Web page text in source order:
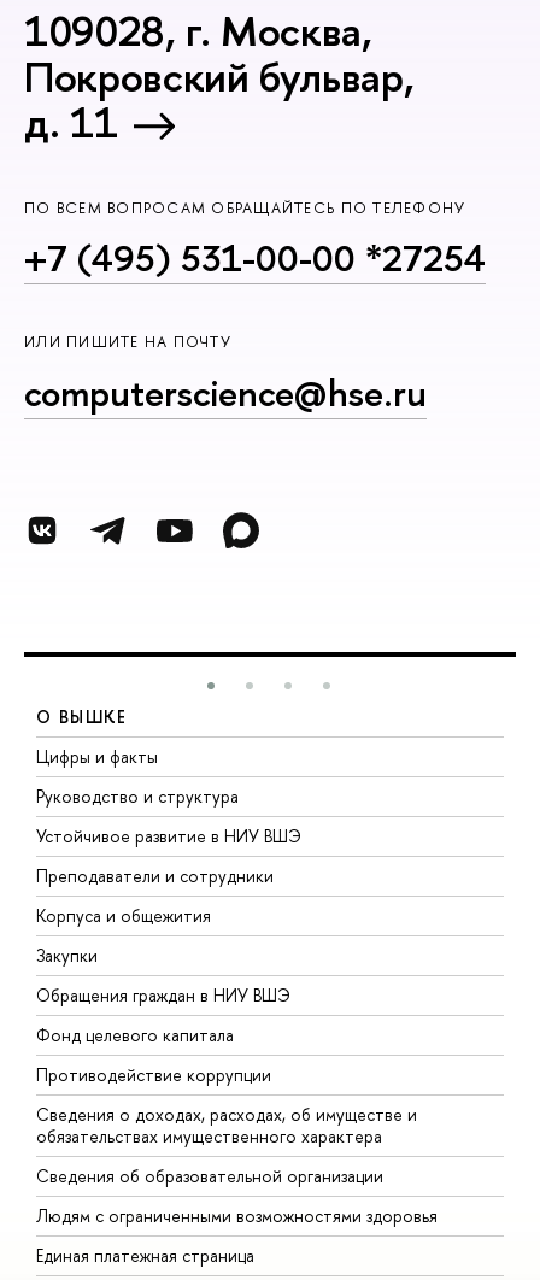
109028, г. Москва,
Покровский бульвар,
д. 11
ПО ВСЕМ ВОПРОСАМ ОБРАЩАЙТЕСЬ ПО ТЕЛЕФОНУ
+7 (495) 531-00-00 *27254
ИЛИ ПИШИТЕ НА ПОЧТУ
computerscience@hse.ru
О ВЫШКЕ
Цифры и факты
Руководство и структура
Устойчивое развитие в НИУ ВШЭ
Преподаватели и сотрудники
Корпуса и общежития
Закупки
Обращения граждан в НИУ ВШЭ
Фонд целевого капитала
Противодействие коррупции
Сведения о доходах, расходах, об имуществе и
обязательствах имущественного характера
Сведения об образовательной организации
Людям с ограниченными возможностями здоровья
Единая платежная страница